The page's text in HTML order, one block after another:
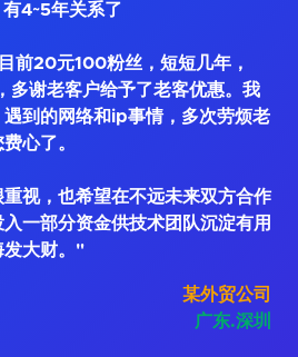
4~5年关系了
前20元100粉丝，短短几年，
多谢老客户给予了老客优惠。我
到的网络和ip事情，多次劳烦老
心了。
视，也希望在不远未来双方合作
一部分资金供技术团队沉淀有用
发大财。"
某外贸公司
广东.深圳